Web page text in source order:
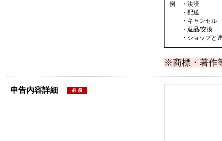
例 ・決済
・配送
・キャンセル
・返品/交換
・ショップと連
※商標・著作
申告内容詳細